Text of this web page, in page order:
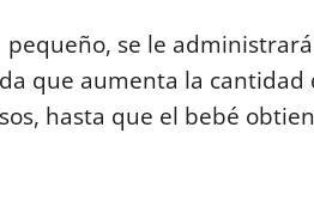
se le
que aumenta la
hasta que el bebé